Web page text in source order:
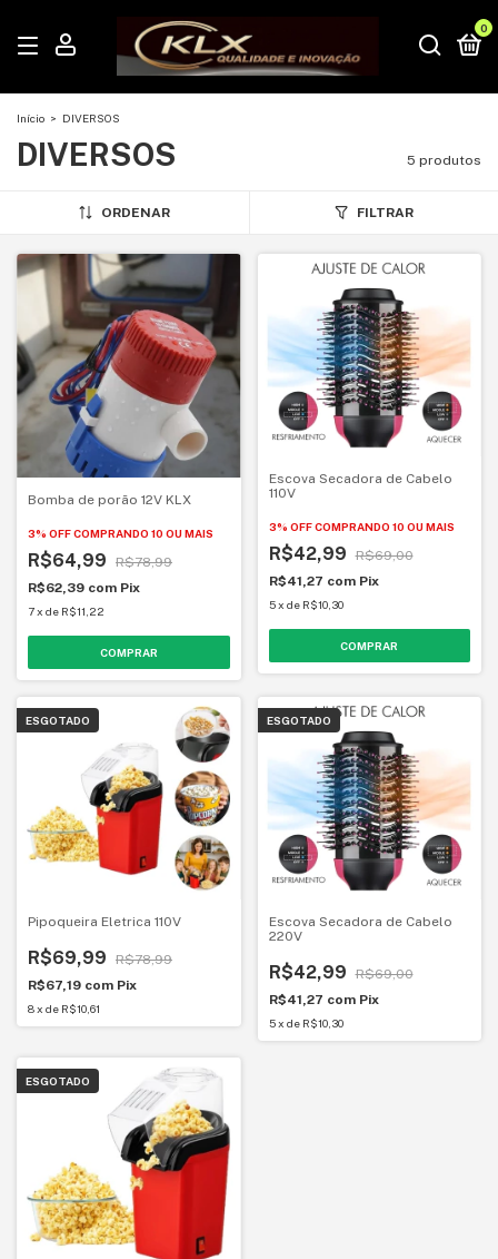
0
Início > DIVERSOS
DIVERSOS 5 produtos
ORDENAR FILTRAR
Bomba de porão 12V KLX
3% OFFCOMPRANDO 10 OU MAIS
R$64,99
R$78,99
R$62,39 com Pix
7x de R$11,22
Escova Secadora de Cabelo
110V
3% OFF COMPRANDO 10 OU MAIS
R$42,99
R$69,00
R$41,27 com Pix
5 x de R$10,30
ESGOTADO
Pipoqueira Eletrica 110V
R$69,99
R$78,99
R$67,19 com Pix
8x de R$10,61
ESGOTADO
Escova Secadora de Cabelo
220V
R$42,99
R$69,00
R$41,27 com Pix
5 x de R$10,30
ESGOTADO